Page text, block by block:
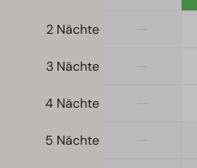
Gefrierschrank
Standort
Freistehend
2 Nächte
3 Nächte
4 Nächte
5 Nächte